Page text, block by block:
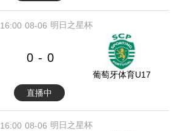
08-06
16:00 明日之星杯
0 - 0
葡萄牙体育U17
直播中
08-06
16:00 明日之星杯